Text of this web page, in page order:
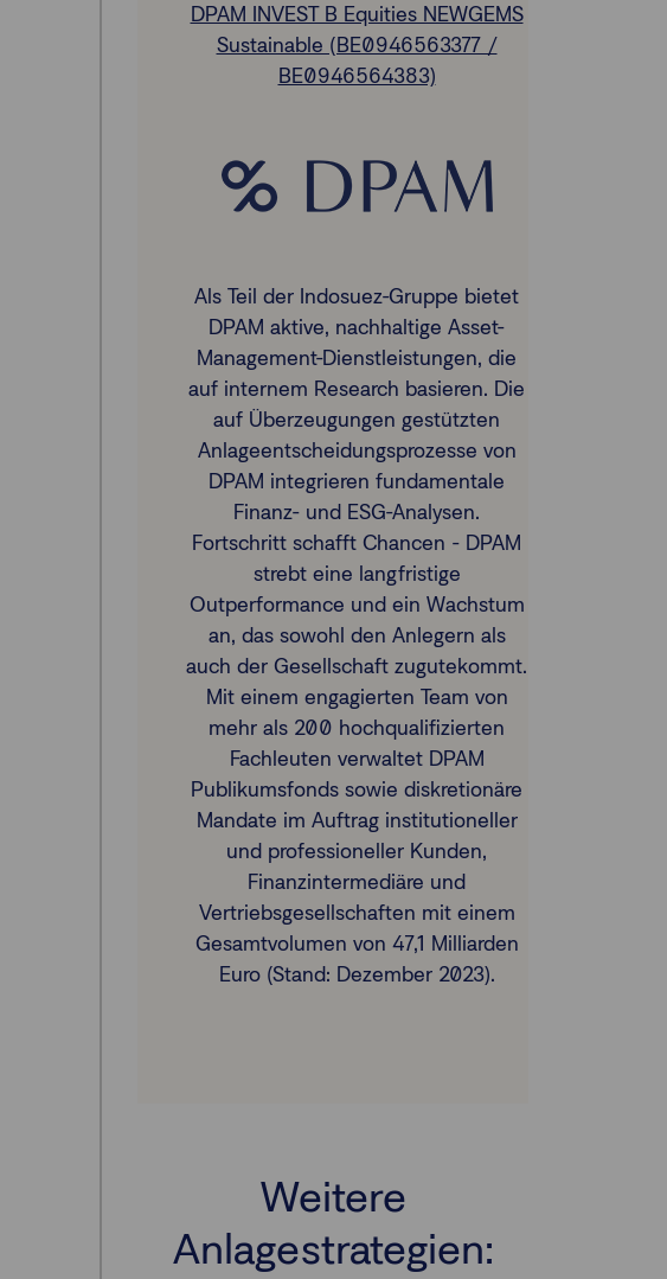
DPAM INVEST B Equities NEWGEMS
Sustainable (BE0946563377 /
BE0946564383)
Als Teil der Indosuez-Gruppe bietet
DPAM aktive, nachhaltige Asset-
Management-Dienstleistungen, die
auf internem Research basieren. Die
auf Überzeugungen gestützten
Anlageentscheidungsprozesse von
DPAM integrieren fundamentale
Finanz- und ESG-Analysen.
Fortschritt schafft Chancen - DPAM
strebt eine langfristige
Outperformance und ein Wachstum
an, das sowohl den Anlegern als
auch der Gesellschaft zugutekommt.
Mit einem engagierten Team von
mehr als 200 hochqualifizierten
Fachleuten verwaltet DPAM
Publikumsfonds sowie diskretionäre
Mandate im Auftrag institutioneller
und professioneller Kunden,
Finanzintermediäre und
Vertriebsgesellschaften mit einem
Gesamtvolumen von 47,1 Milliarden
Euro (Stand: Dezember 2023).
Weitere
Anlagestrategien: